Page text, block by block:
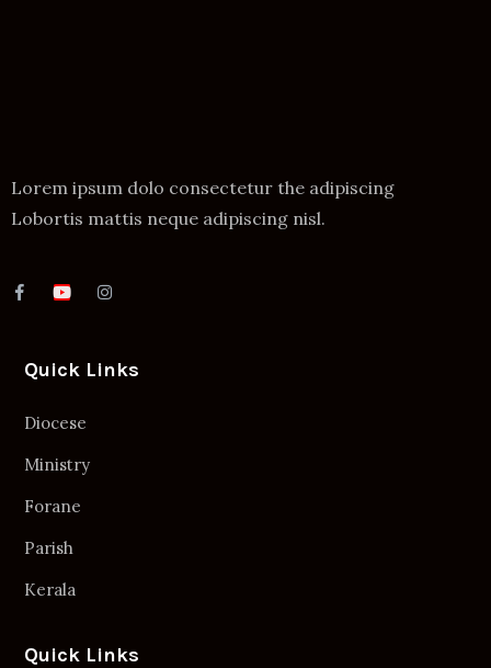
Lorem ipsum dolo consectetur the adipiscing
Lobortis mattis neque adipiscing nisl.
Quick Links
Diocese
Ministry
Forane
Parish
Kerala
Quick Links